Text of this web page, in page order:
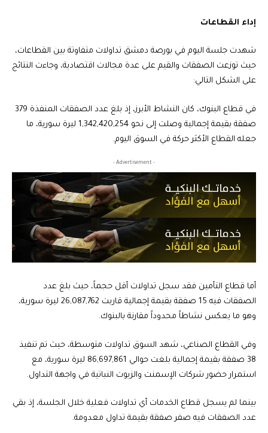
إداء القطاعات
شهدت جلسة اليوم في بورصة دمشق تداولات متفاوتة بين القطاعات،
حيث توزعت الصفقات والقيم على عدة مجالات اقتصادية، وجاءت النتائج
على الشكل التالي:
في قطاع البنوك، كان النشاط الأبرز، إذ بلغ عدد الصفقات المنفذة 379
صفقة بقيمة إجمالية وصلت إلى نحو 1,342,420,254 ليرة سورية، ما
جعله القطاع الأكثر حركة في السوق اليوم.
- Advertisement -
أما قطاع التأمين فقد سجل تداولات أقل حجماً، حيث بلغ عدد
الصفقات فيه 15 صفقة بقيمة إجمالية قاربت 26,087,762 ليرة سورية،
وهو ما يعكس نشاطاً محدوداً مقارنة بالبنوك.
وفي القطاع الصناعي، شهد السوق تداولات متوسطة، حيث تم تنفيذ
38 صفقة بقيمة إجمالية بلغت حوالي 86,697,861 ليرة سورية، مع
استمرار حضور شركات الإسمنت والزيوت النباتية في واجهة التداول.
بينما لم يسجل قطاع الخدمات أي تداولات فعلية خلال الجلسة، إذ بقي
عدد الصفقات فيه صفر صفقة بقيمة تداول معدومة.